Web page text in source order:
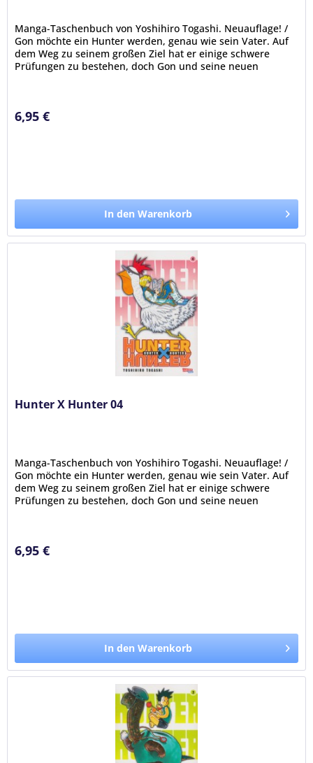
Manga-Taschenbuch von Yoshihiro Togashi. Neuauflage! /
Gon möchte ein Hunter werden, genau wie sein Vater. Auf
dem Weg zu seinem großen Ziel hat er einige schwere
Prüfungen zu bestehen, doch Gon und seine neuen
6,95 €
In den Warenkorb
Hunter X Hunter 04
Manga-Taschenbuch von Yoshihiro Togashi. Neuauflage! /
Gon möchte ein Hunter werden, genau wie sein Vater. Auf
dem Weg zu seinem großen Ziel hat er einige schwere
Prüfungen zu bestehen, doch Gon und seine neuen
6,95 €
In den Warenkorb